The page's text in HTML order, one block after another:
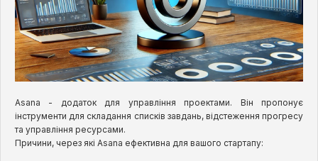
Asana - додаток для управління проектами. Він пропонує
інструменти для складання списків завдань, відстеження прогресу
та управління ресурсами.
Причини, через які Asana ефективна для вашого стартапу: